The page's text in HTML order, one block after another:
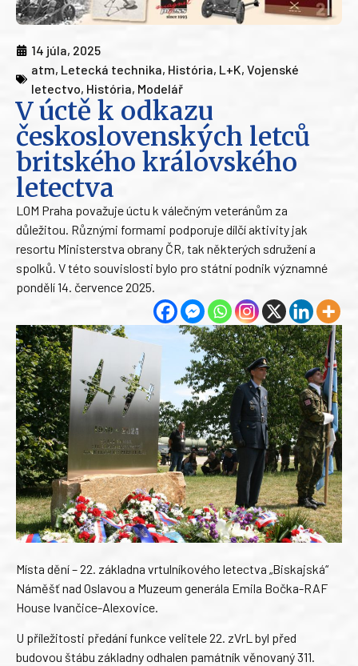
14 júla, 2025
atm, Letecká technika, História, L+K, Vojenské
letectvo, História, Modelář
V úctě k odkazu
československých letců
britského královského
letectva
LOM Praha považuje úctu k válečným veteránům za
důležitou. Různými formami podporuje dílčí aktivity jak
resortu Ministerstva obrany ČR, tak některých sdružení a
spolků. V této souvislosti bylo pro státní podnik významné
pondělí 14. července 2025.
Místa dění – 22. základna vrtulníkového letectva „Biskajská“
Náměšť nad Oslavou a Muzeum generála Emila Bočka-RAF
House Ivančice-Alexovice.
U příležitosti předání funkce velitele 22. zVrL byl před
budovou štábu základny odhalen památník věnovaný 311.